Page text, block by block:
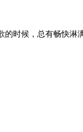
的时候，总有畅快淋